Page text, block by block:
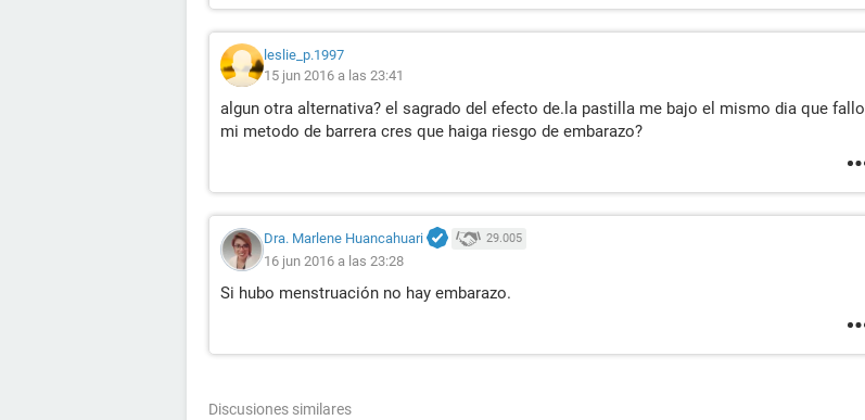
leslie_p.1997
15 jun 2016 a las 23:41
algun otra alternativa? el sagrado del efecto de.la pastilla me bajo el mismo dia que fallo
mi metodo de barrera cres que haiga riesgo de embarazo?
Dra. Marlene Huancahuari 29.005
16 jun 2016 a las 23:28
Si hubo menstruación no hay embarazo.
Discusiones similares